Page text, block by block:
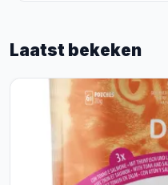
Laatst bekeken